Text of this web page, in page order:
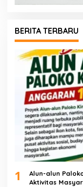
BERITA TERBARU
1
Alun-alun
Aktivitas